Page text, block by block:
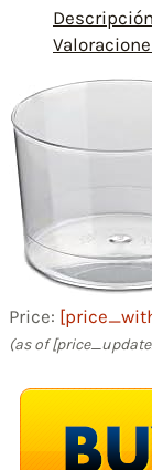
Descripción
Price:
(as of